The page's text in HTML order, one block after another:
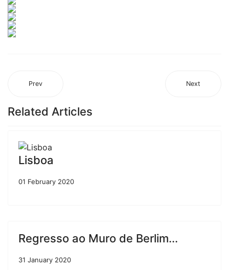
Prev Next
Related Articles
Lisboa
01 February 2020
Regresso ao Muro de Berlim...
31 January 2020